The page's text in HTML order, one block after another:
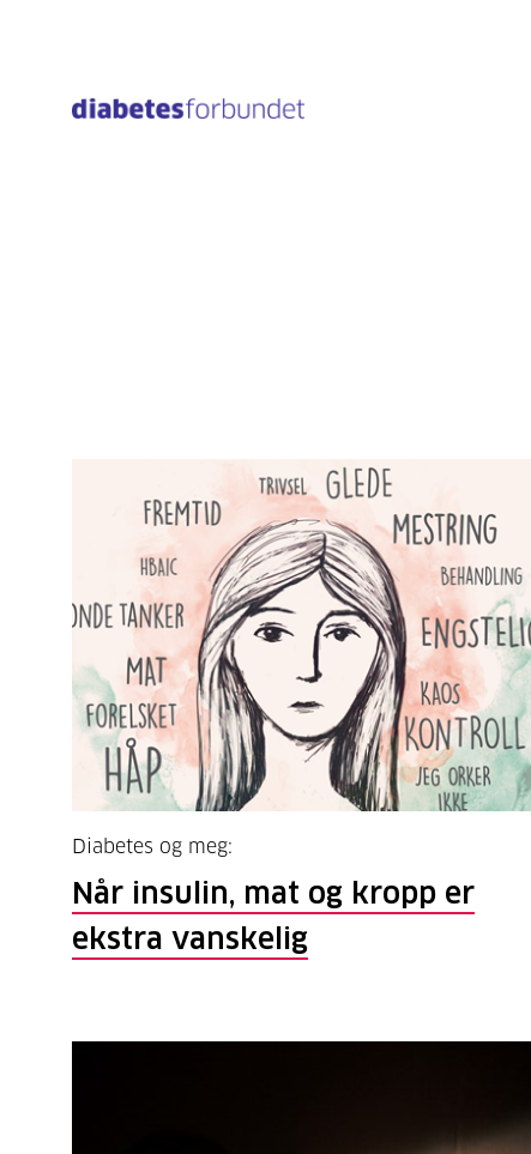
Diabetes og meg:
Når insulin, mat og kropp er
ekstra vanskelig